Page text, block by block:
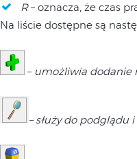
R– oznacza, że czas
Na liście dostępne są
– umożliwia dodanie
– służy do podglądu